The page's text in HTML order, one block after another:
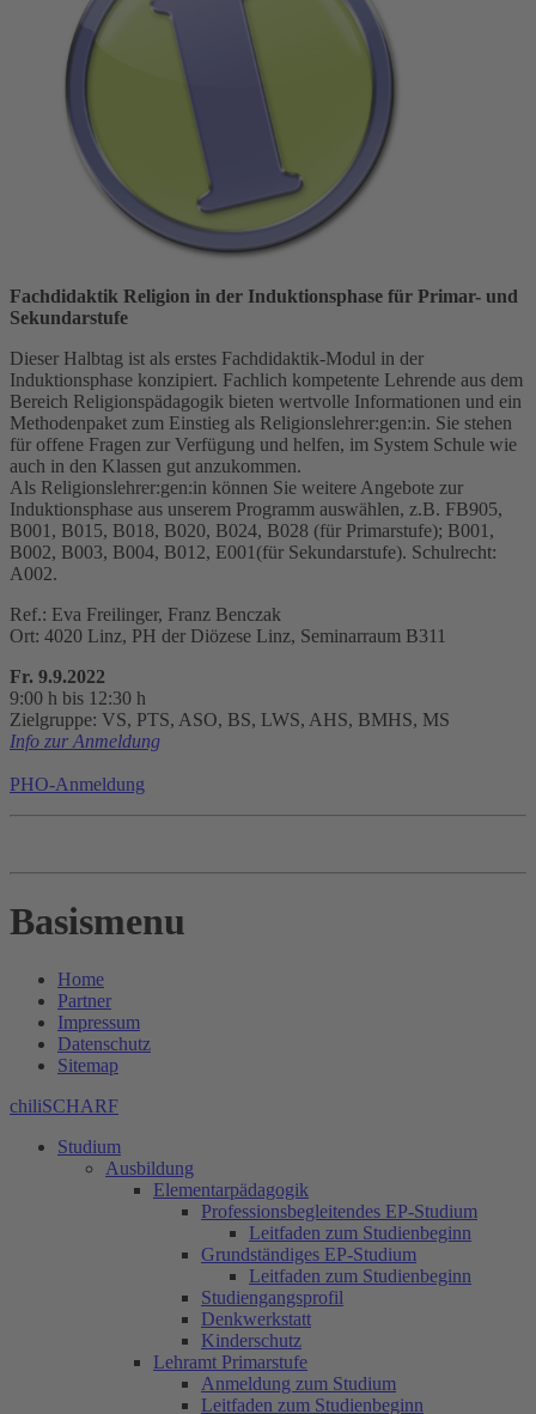
Fachdidaktik Religion in der Induktionsphase für Primar- und
Sekundarstufe
Dieser Halbtag ist als erstes Fachdidaktik-Modul in der
Induktionsphase konzipiert. Fachlich kompetente Lehrende aus dem
Bereich Religionspädagogik bieten wertvolle Informationen und ein
Methodenpaket zum Einstieg als Religionslehrer:gen:in. Sie stehen
für offene Fragen zur Verfügung und helfen, im System Schule wie
auch in den Klassen gut anzukommen.
Als Religionslehrer:gen:in können Sie weitere Angebote zur
Induktionsphase aus unserem Programm auswählen, z.B. FB905,
B001, B015, B018, B020, B024, B028 (für Primarstufe); B001,
B002, B003, B004, B012, E001(für Sekundarstufe). Schulrecht:
A002.
Ref.: Eva Freilinger, Franz Benczak
Ort: 4020 Linz, PH der Diözese Linz, Seminarraum B311
Fr. 9.9.2022
9:00 h bis 12:30 h
Zielgruppe: VS, PTS, ASO, BS, LWS, AHS, BMHS, MS
Info zur Anmeldung
PHO-Anmeldung
Basismenu
Home
Partner
Impressum
Datenschutz
Sitemap
chiliSCHARF
Studium
Ausbildung
Elementarpädagogik
Professionsbegleitendes EP-Studium
Leitfaden zum Studienbeginn
Grundständiges EP-Studium
Leitfaden zum Studienbeginn
Studiengangsprofil
Denkwerkstatt
Kinderschutz
Lehramt Primarstufe
Anmeldung zum Studium
Leitfaden zum Studienbeginn